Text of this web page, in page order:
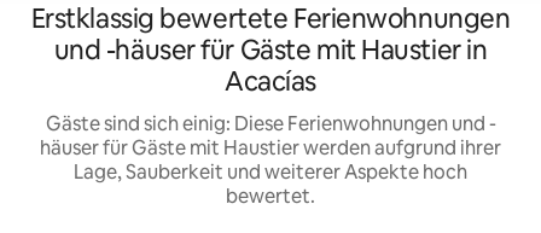
Erstklassig bewertete Ferienwohnungen
und -häuser für Gäste mit Haustier in
Acacías
Gäste sind sich einig: Diese Ferienwohnungen und -
häuser für Gäste mit Haustier werden aufgrund ihrer
Lage, Sauberkeit und weiterer Aspekte hoch
bewertet.